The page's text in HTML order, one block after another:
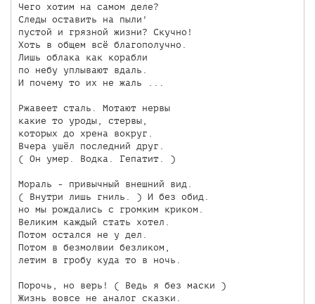
Чего хотим на самом деле?
Следы оставить на пыли'
пустой и грязной жизни? Скучно!
Хоть в общем всё благополучно.
Лишь облака как корабли
по небу уплывают вдаль.
И почему то их не жаль ...
Ржавеет сталь. Мотают нервы
какие то уроды, стервы,
которых до хрена вокруг.
Вчера ушёл последний друг.
( Он умер. Водка. Гепатит. )
Мораль - привычный внешний вид.
( Внутри лишь гниль. ) И без обид.
но мы рождались с громким криком.
Великим каждый стать хотел.
Потом остался не у дел.
Потом в безмолвии безликом,
летим в гробу куда то в ночь.
Порочь, но верь! ( Ведь я без маски )
Жизнь вовсе не аналог сказки.